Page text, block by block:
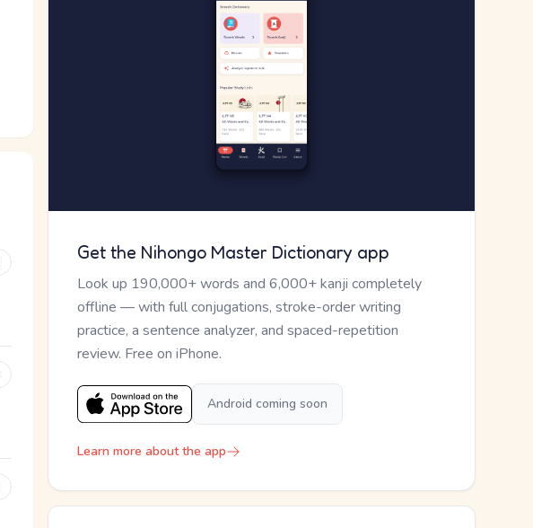
Get the Nihongo Master Dictionary app
Look up 190,000+ words and 6,000+ kanji completely
offline — with full conjugations, stroke-order writing
practice, a sentence analyzer, and spaced-repetition
review. Free on iPhone.
Android coming soon
Learn more about the app